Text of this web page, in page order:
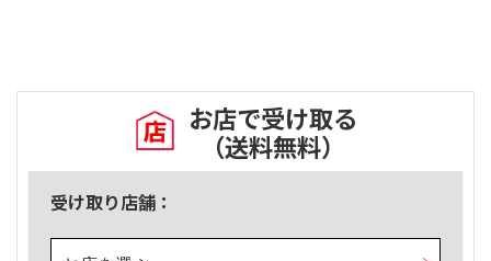
お店で受け取る
（送料無料）
受け取り店舗：